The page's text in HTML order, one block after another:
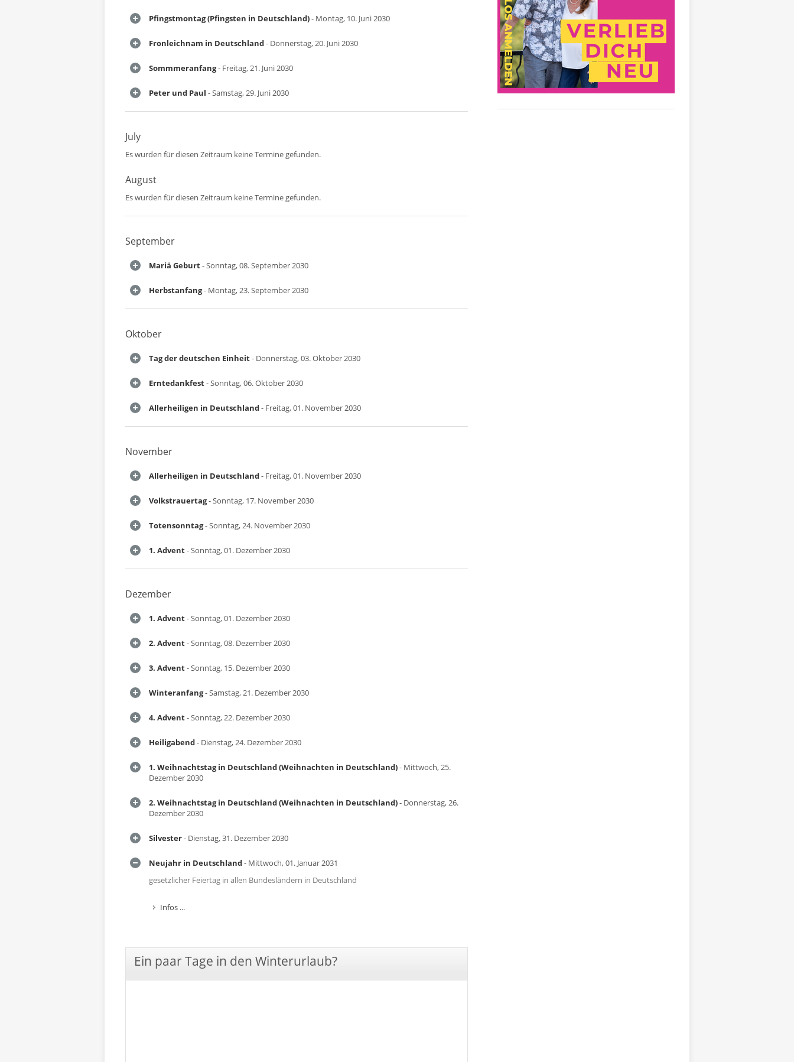
Pfingstmontag (Pfingsten in Deutschland)- Montag, 10. Juni 2030
Fronleichnam in Deutschland- Donnerstag, 20. Juni 2030
Sommmeranfang- Freitag, 21. Juni 2030
Peter und Paul - Samstag, 29. Juni 2030
July
Es wurden für diesen Zeitraum keine Termine gefunden.
August
Es wurden für diesen Zeitraum keine Termine gefunden.
September
Mariä Geburt- Sonntag, 08. September 2030
Herbstanfang- Montag, 23. September 2030
Oktober
Tag der deutschen Einheit- Donnerstag, 03. Oktober 2030
Erntedankfest- Sonntag, 06. Oktober 2030
Allerheiligen in Deutschland- Freitag, 01. November 2030
November
Allerheiligen in Deutschland- Freitag, 01. November 2030
Volkstrauertag- Sonntag, 17. November 2030
Totensonntag- Sonntag, 24. November 2030
1. Advent- Sonntag, 01. Dezember 2030
Dezember
1. Advent- Sonntag, 01. Dezember 2030
2. Advent- Sonntag, 08. Dezember 2030
3. Advent- Sonntag, 15. Dezember 2030
Winteranfang- Samstag, 21. Dezember 2030
4. Advent- Sonntag, 22. Dezember 2030
Heiligabend- Dienstag, 24. Dezember 2030
1. Weihnachtstag in Deutschland (Weihnachten in Deutschland)- Mittwoch, 25.
Dezember 2030
2. Weihnachtstag in Deutschland (Weihnachten in Deutschland)- Donnerstag, 26.
Dezember 2030
Silvester- Dienstag, 31. Dezember 2030
Neujahr in Deutschland- Mittwoch, 01. Januar 2031
gesetzlicher Feiertag in allen Bundesländern in Deutschland
Infos ...
Ein paar Tage in den Winterurlaub?